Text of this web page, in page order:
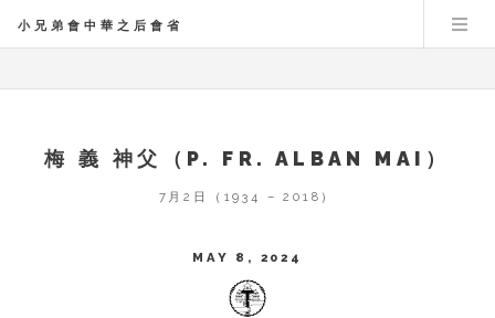
小兄弟會中華之后會省
梅 義 神父（P. FR. ALBAN MAI）
7月2日（1934 – 2018）
MAY 8, 2024